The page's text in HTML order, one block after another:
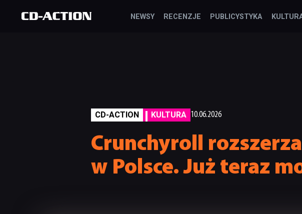
NEWSY RECENZJE PUBLICYSTYKA
CD-ACTION KULTURA 10.06.2026
Crunchyroll
w Polsce. Już teraz